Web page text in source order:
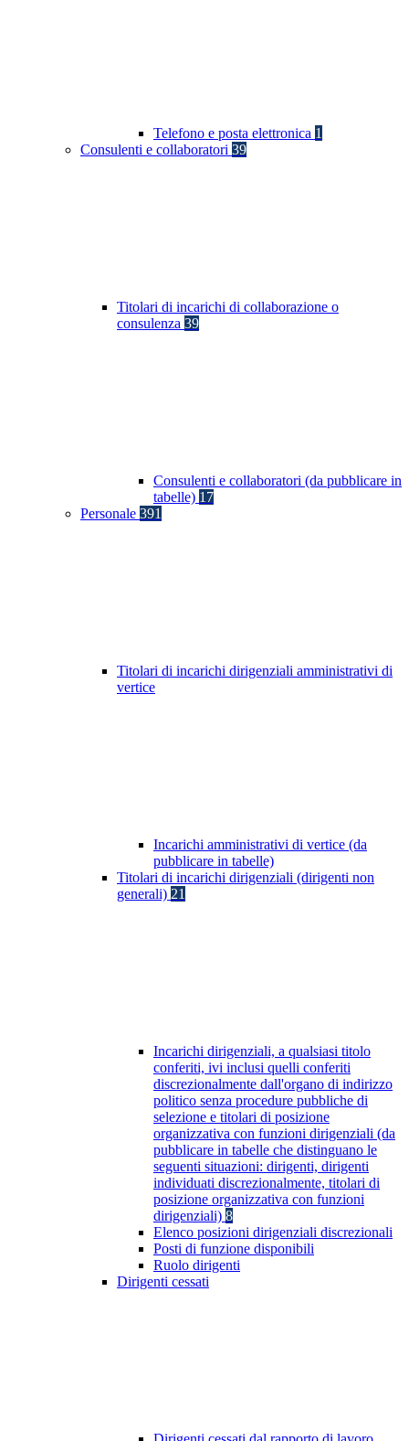
Telefono e posta elettronica 1
Consulenti e collaboratori 39
Titolari di incarichi di collaborazione o
consulenza 39
Consulenti e collaboratori (da pubblicare in
tabelle) 17
Personale 391
Titolari di incarichi dirigenziali amministrativi di
vertice
Incarichi amministrativi di vertice (da
pubblicare in tabelle)
Titolari di incarichi dirigenziali (dirigenti non
generali) 21
Incarichi dirigenziali, a qualsiasi titolo
conferiti, ivi inclusi quelli conferiti
discrezionalmente dall'organo di indirizzo
politico senza procedure pubbliche di
selezione e titolari di posizione
organizzativa con funzioni dirigenziali (da
pubblicare in tabelle che distinguano le
seguenti situazioni: dirigenti, dirigenti
individuati discrezionalmente, titolari di
posizione organizzativa con funzioni
dirigenziali) 8
Elenco posizioni dirigenziali discrezionali
Posti di funzione disponibili
Ruolo dirigenti
Dirigenti cessati